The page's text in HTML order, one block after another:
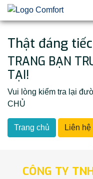
Thật đáng
TRANG BẠN
TẠI!
Vui lòng kiểm tra lại
CHỦ
Trang chủ Liên hệ
CÔNG TY